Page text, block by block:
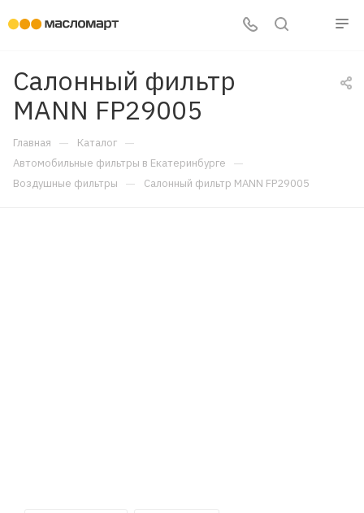
Салонный фильтр
MANN FP29005
Главная — Каталог —
Автомобильные фильтры в Екатеринбурге —
Воздушные фильтры — Салонный фильтр MANN FP29005